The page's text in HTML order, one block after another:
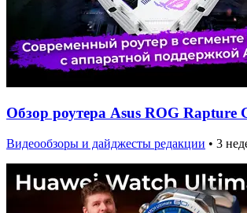
Обзор роутера Asus ROG Rapture
Видеообзоры и дайджесты редакции • 3